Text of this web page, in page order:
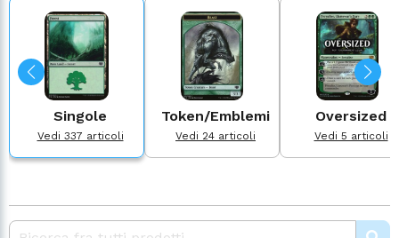
Singole
Vedi 337 articoli
Token/Emblemi
Vedi 24 articoli
Oversized
Vedi 5 articoli